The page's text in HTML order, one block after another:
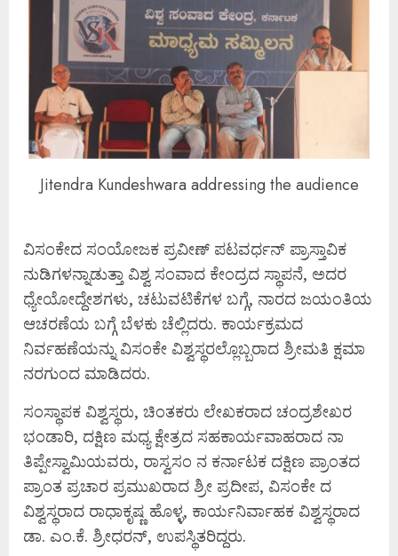
Jitendra Kundeshwara addressing the audience
ವಿಸಂಕೇದ ಸಂಯೋಜಕ ಪ್ರವೀಣ್ ಪಟವರ್ಧನ್ ಪ್ರಾಸ್ತಾವಿಕ
ನುಡಿಗಳನ್ನಾಡುತ್ತಾ ವಿಶ್ವ ಸಂವಾದ ಕೇಂದ್ರದ ಸ್ಥಾಪನೆ, ಅದರ
ಧ್ಯೇಯೋದ್ದೇಶಗಳು, ಚಟುವಟಿಕೆಗಳ ಬಗ್ಗೆ, ನಾರದ ಜಯಂತಿಯ
ಆಚರಣೆಯ ಬಗ್ಗೆ ಬೆಳಕು ಚೆಲ್ಲಿದರು. ಕಾರ್ಯಕ್ರಮದ
ನಿರ್ವಹಣೆಯನ್ನು ವಿಸಂಕೇ ವಿಶ್ವಸ್ಥರಲ್ಲೊಬ್ಬರಾದ ಶ್ರ‍ೀಮತಿ ಕ್ಷಮಾ
ನರಗುಂದ ಮಾಡಿದರು.
ಸಂಸ್ಥಾಪಕ ವಿಶ್ವಸ್ಥರು, ಚಿಂತಕರು ಲೇಖಕರಾದ ಚಂದ್ರಶೇಖರ
ಭಂಡಾರಿ, ದಕ್ಷಿಣ ಮಧ್ಯ ಕ್ಷೇತ್ರದ ಸಹಕಾರ್ಯವಾಹರಾದ ನಾ
ತಿಪ್ಪೇಸ್ವಾಮಿಯವರು, ರಾಸ್ವಸಂ ನ ಕರ್ನಾಟಕ ದಕ್ಷಿಣ ಪ್ರಾಂತದ
ಪ್ರಾಂತ ಪ್ರಚಾರ ಪ್ರಮುಖರಾದ ಶ್ರೀ ಪ್ರದೀಪ, ವಿಸಂಕೇ ದ
ವಿಶ್ವಸ್ಥರಾದ ರಾಧಾಕೃಷ್ಣ ಹೊಳ್ಳ, ಕಾರ್ಯನಿರ್ವಾಹಕ ವಿಶ್ವಸ್ಥರಾದ
ಡಾ. ಎಂ.ಕೆ. ಶ್ರೀಧರನ್, ಉಪಸ್ಥಿತರಿದ್ದರು.